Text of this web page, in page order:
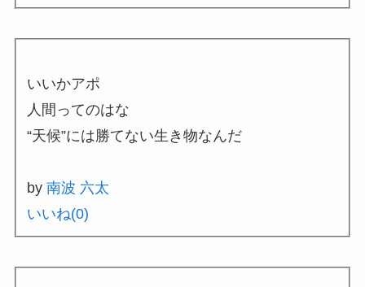
いいかアポ
人間ってのはな
“天候”には勝てない生き物なんだ
by南波 六太
いいね(0)